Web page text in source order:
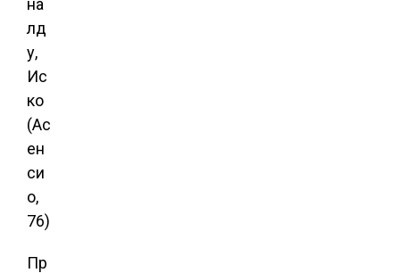
на
лд
у,
Ис
ко
(Ас
ен
си
о,
76)
Пр